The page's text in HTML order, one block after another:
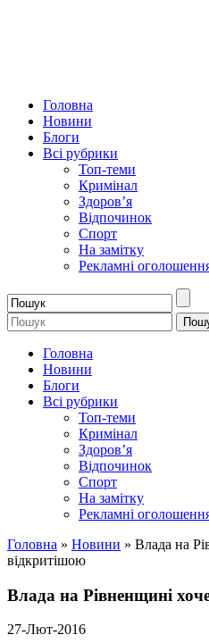
Головна
Новини
Блоги
Всі рубрики
Топ-теми
Кримінал
Здоров’я
Відпочинок
Спорт
На замітку
Рекламні
Головна
Новини
Блоги
Всі рубрики
Топ-теми
Кримінал
Здоров’я
Відпочинок
Спорт
На замітку
Рекламні
Головна » Новини » Влада на
відкритішою
Влада на Рівненщині
27-Лют-2016